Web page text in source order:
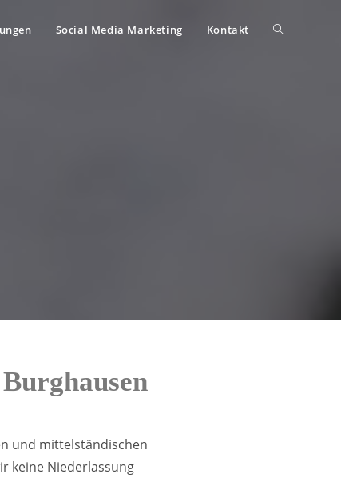
Social Media Marketing Kontakt
und mittelständischen
keine Niederlassung